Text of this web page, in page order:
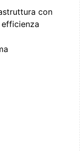
con